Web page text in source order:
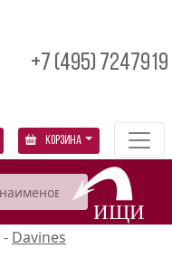
+7 (495) 7247919
Корзина
- Davines